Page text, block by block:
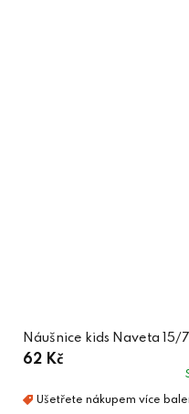
Náušnice kids Naveta
62 Kč